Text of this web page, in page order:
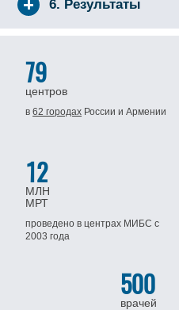
6. Результаты
79
центров
в62 городах Россиии Армении
12
МЛН
МРТ
проведено в центрах МИБСс
2003 года
500
врачей